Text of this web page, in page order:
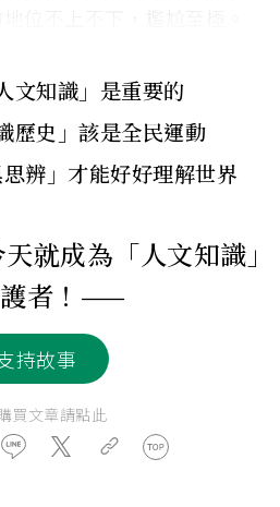
文知識」是重要的
歷史」該是全民運動
辨」才能好好理解世界
就成為「人文知識」
者！——
持故事
買文章請點此